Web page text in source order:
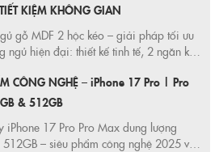
KIỆM KHÔNG GIAN
gỗ MDF 2 hộc kéo – giải pháp tối ưu
ngủ hiện đại: thiết kế tinh tế, 2 ngăn kéo
HCM. Mua ngay trên Shopee và
ưu đãi số lượng có hạn!
CÔNG NGHỆ – iPhone 17 Pro | Pro
& 512GB
iPhone 17 Pro Pro Max dung lượng
– siêu phẩm công nghệ 2025 với